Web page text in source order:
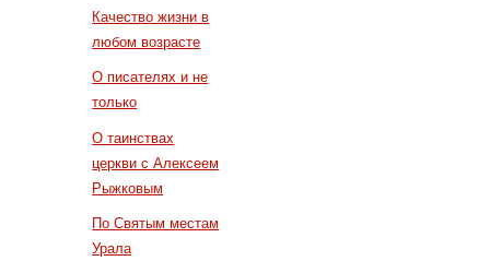
Качество жизни в
любом возрасте
О писателях и не
только
О таинствах
церкви с Алексеем
Рыжковым
По Святым местам
Урала